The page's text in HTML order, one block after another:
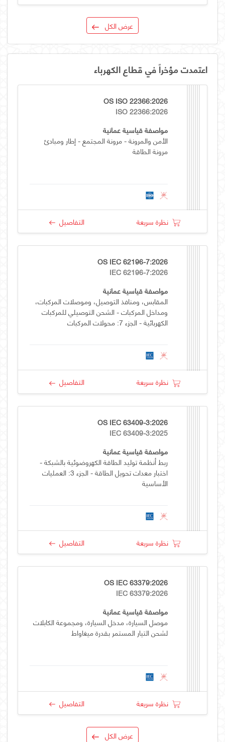
عرض الكل
اعتمدت مؤخراً في قطاع الكهرباء
OS ISO 22366:2026
ISO 22366:2026
مواصفة قياسية عمانية
الأمن والمرونة - مرونة المجتمع - إطار ومبادئ
مرونة الطاقة
نظرة سريعة التفاصيل
OS IEC 62196-7:2026
IEC 62196-7:2026
مواصفة قياسية عمانية
المقابس، ومنافذ التوصيل، وموصلات المركبات،
ومداخل المركبات - الشحن التوصيلي للمركبات
الكهربائية - الجزء 7: محولات المركبات
نظرة سريعة التفاصيل
OS IEC 63409-3:2026
IEC 63409-3:2025
مواصفة قياسية عمانية
ربط أنظمة توليد الطاقة الكهروضوئية بالشبكة -
اختبار معدات تحويل الطاقة - الجزء 3: العمليات
الأساسية
نظرة سريعة التفاصيل
OS IEC 63379:2026
IEC 63379:2026
مواصفة قياسية عمانية
موصل السيارة، مدخل السيارة، ومجموعة الكابلات
لشحن التيار المستمر بقدرة ميغاواط
نظرة سريعة التفاصيل
عرض الكل